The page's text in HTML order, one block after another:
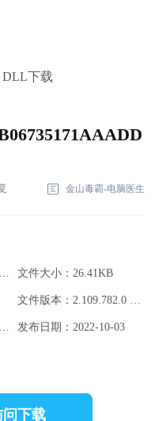
DLL下载
金山毒霸-电脑医生
文件大小：26.41KB
文件版本：2.109.782.0 (22.09)
发布日期：2022-10-03
下载